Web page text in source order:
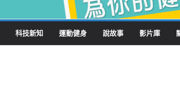
科技新知 運動健身 說故事 影片庫